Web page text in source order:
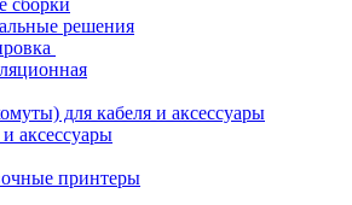
сборки
решения
для кабеля и аксессуары
аксессуары
принтеры